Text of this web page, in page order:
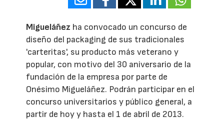
Migueláñez ha convocado un concurso de
diseño del packaging de sus tradicionales
'carteritas', su producto más veterano y
popular, con motivo del 30 aniversario de la
fundación de la empresa por parte de
Onésimo Migueláñez. Podrán participar en el
concurso universitarios y público general, a
partir de hoy y hasta el 1 de abril de 2013.